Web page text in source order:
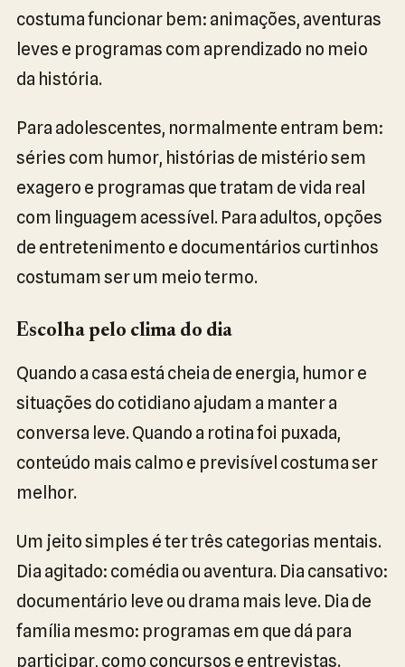
costuma funcionar bem: animações, aventuras
leves e programas com aprendizado no meio
da história.
Para adolescentes, normalmente entram bem:
séries com humor, histórias de mistério sem
exagero e programas que tratam de vida real
com linguagem acessível. Para adultos, opções
de entretenimento e documentários curtinhos
costumam ser um meio termo.
Escolha pelo clima do dia
Quando a casa está cheia de energia, humor e
situações do cotidiano ajudam a manter a
conversa leve. Quando a rotina foi puxada,
conteúdo mais calmo e previsível costuma ser
melhor.
Um jeito simples é ter três categorias mentais.
Dia agitado: comédia ou aventura. Dia cansativo:
documentário leve ou drama mais leve. Dia de
família mesmo: programas em que dá para
participar, como concursos e entrevistas.